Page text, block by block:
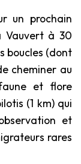
un prochain
Vauvert à 30
boucles (dont
cheminer au
et flore
(1 km) qui
et
rares